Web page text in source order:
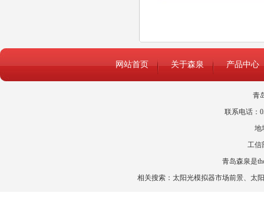
网站首页 关于森泉 产品中心
青
联系电话：
地
工信
青岛森泉是
相关搜索： 太阳光模拟器市场前景、 太